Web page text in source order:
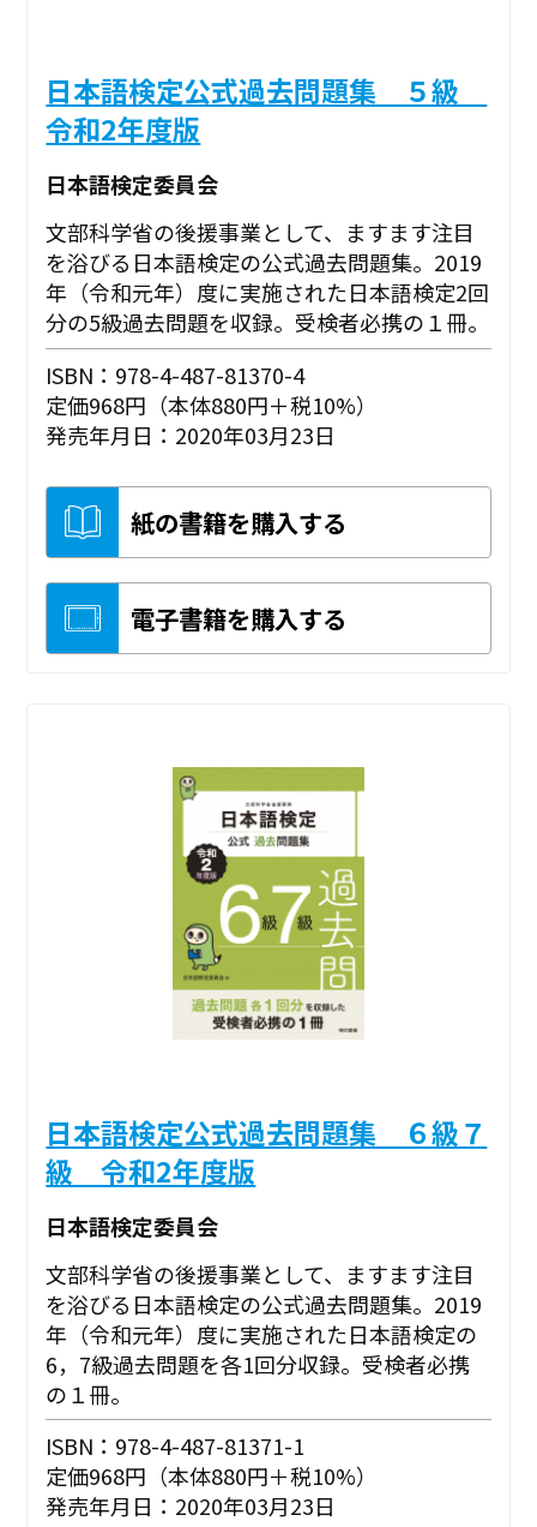
日本語検定公式過去問題集 ５級
令和2年度版
日本語検定委員会
文部科学省の後援事業として、ますます注目
を浴びる日本語検定の公式過去問題集。2019
年（令和元年）度に実施された日本語検定2回
分の5級過去問題を収録。受検者必携の１冊。
ISBN：978-4-487-81370-4
定価968円（本体880円＋税10%）
発売年月日：2020年03月23日
紙の書籍を購入する
電子書籍を購入する
日本語検定公式過去問題集 ６級７
級 令和2年度版
日本語検定委員会
文部科学省の後援事業として、ますます注目
を浴びる日本語検定の公式過去問題集。2019
年（令和元年）度に実施された日本語検定の
6，7級過去問題を各1回分収録。受検者必携
の１冊。
ISBN：978-4-487-81371-1
定価968円（本体880円＋税10%）
発売年月日：2020年03月23日